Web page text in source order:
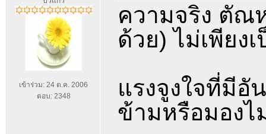
เข้าร่วม: 24 ต.ค. 2006
ตอบ: 2348
ความจริง ตัณ
ด้วย) ไม่เพียง
แรงจูงใจที่มีอั
ข้ามหรือมองไ